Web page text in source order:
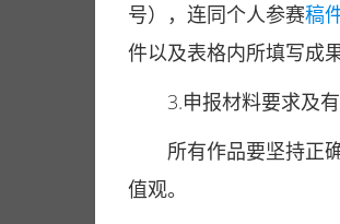
号），连同个人参赛稿
件以及表格内所填写成
3.申报材料要求及
所有作品要坚持正
值观。